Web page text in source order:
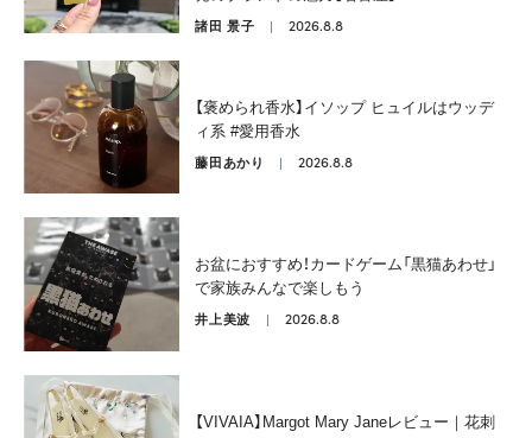
諸田 景子 2026.8.8
【褒められ香水】イソップ ヒュイルはウッデ
ィ系 #愛用香水
藤田あかり 2026.8.8
お盆におすすめ！カードゲーム「黒猫あわせ」
で家族みんなで楽しもう
井上美波 2026.8.8
【VIVAIA】Margot Mary Janeレビュー｜花刺